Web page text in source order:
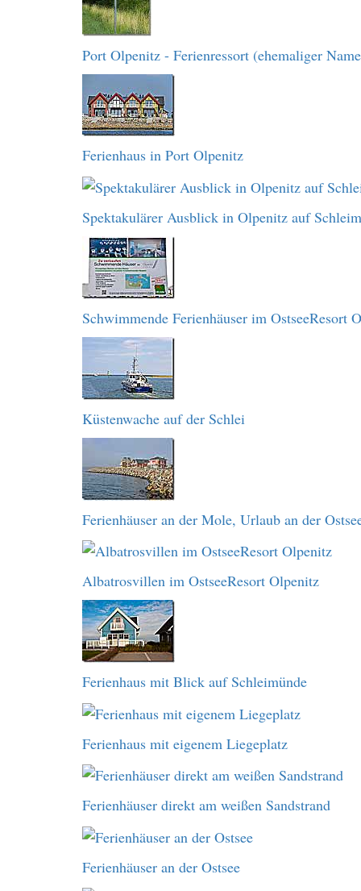
Port Olpenitz - Ferienressort (ehemaliger
Ferienhaus in Port Olpenitz
Spektakulärer Ausblick in Olpenitz auf
Schwimmende Ferienhäuser im OstseeResort
Küstenwache auf der Schlei
Ferienhäuser an der Mole, Urlaub an der
Albatrosvillen im OstseeResort Olpenitz
Ferienhaus mit Blick auf Schleimünde
Ferienhaus mit eigenem Liegeplatz
Ferienhäuser direkt am weißen Sandstrand
Ferienhäuser an der Ostsee